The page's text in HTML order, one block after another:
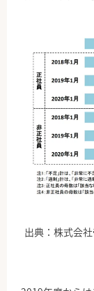
出典：株式会